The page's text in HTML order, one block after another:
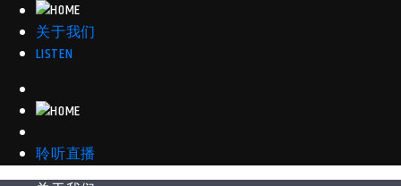
关于我们
LISTEN
聆听直播